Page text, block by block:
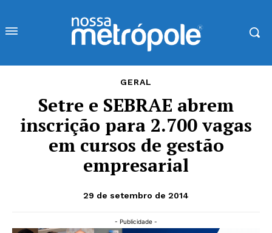
GERAL
Setre e SEBRAE abrem
inscrição para 2.700 vagas
em cursos de gestão
empresarial
29 de setembro de 2014
- Publicidade -